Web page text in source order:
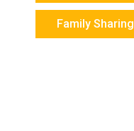
Family Sharing